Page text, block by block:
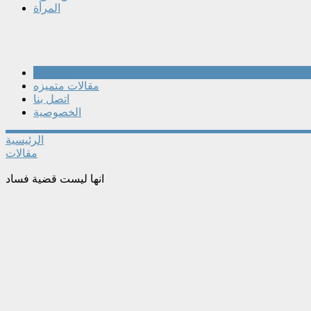
المرأة
مقالات متميزه
اتصل بنا
الخصوصية
الرئيسية
مقالات
انها ليست قضية فساد